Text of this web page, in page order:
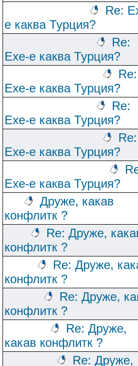
Re:
е каква Турция?
Re:
Ехе-е каква Турция?
Re:
Ехе-е каква Турция?
Re:
Ехе-е каква Турция?
Re:
Ехе-е каква Турция?
Ехе-е каква Турция?
Друже, какав
конфлитк ?
Re: Друже,
конфлитк ?
Re: Друже,
конфлитк ?
Re: Друже,
конфлитк ?
Re: Друже,
какав конфлитк ?
Re: Друже,